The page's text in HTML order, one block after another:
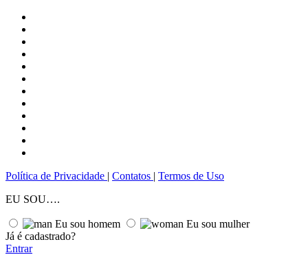
Política de Privacidade | Сontatos | Termos de Uso
EU SOU….
Eu sou homem
Eu sou mulher
Já é cadastrado?
Entrar